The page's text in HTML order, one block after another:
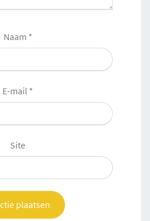
Naam *
E-mail *
Site